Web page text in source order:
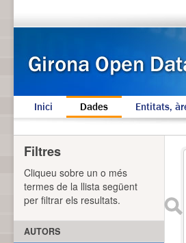
Inici Dades Entitats,
Filtres
Cliqueu sobre un o més
termes de la llista següent
per filtrar els resultats.
AUTORS